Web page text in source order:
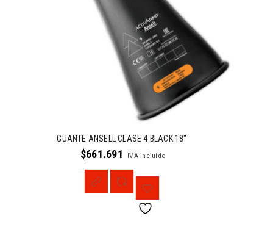
GUANTE ANSELL CLASE 4 BLACK 18″
$661.691 IVA Incluido